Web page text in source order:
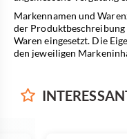
Markennamen und
der
Waren eingesetzt. Die
den jeweiligen